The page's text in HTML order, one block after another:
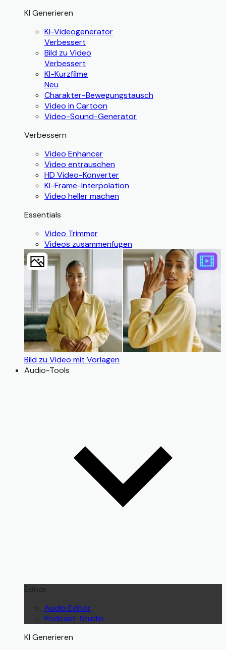
KI Generieren
KI-Videogenerator
Verbessert
Bild zu Video
Verbessert
KI-Kurzfilme
Neu
Charakter-Bewegungstausch
Video in Cartoon
Video-Sound-Generator
Verbessern
Video Enhancer
Video entrauschen
HD Video-Konverter
KI-Frame-Interpolation
Video heller machen
Essentials
Video Trimmer
Videos zusammenfügen
Bild zu Video mit Vorlagen
Audio-Tools
Editor
Audio Editor
Podcast-Studio
KI Generieren